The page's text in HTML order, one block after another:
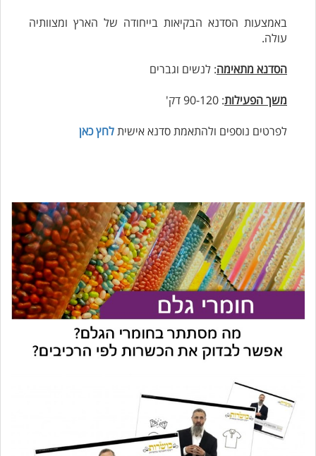
באמצעות הסדנא הבקיאות בייחודה של הארץ ומצוותיה
עולה.
הסדנא מתאימה: לנשים וגברים
משך הפעילות: 90-120 דק'
לפרטים נוספים ולהתאמת סדנא אישיתלחץ כאן